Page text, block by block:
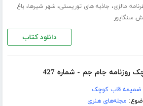
مالزی، جاذبه های توریستی،شهر شیرها،باغ
سنگاپور
دانلود کتاب
جام جم - شماره 427
ضمیمه قاب کوچک
مجله‌های هنری